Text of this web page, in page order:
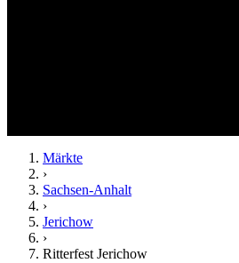
Märkte
›
Sachsen-Anhalt
›
Jerichow
›
Ritterfest Jerichow